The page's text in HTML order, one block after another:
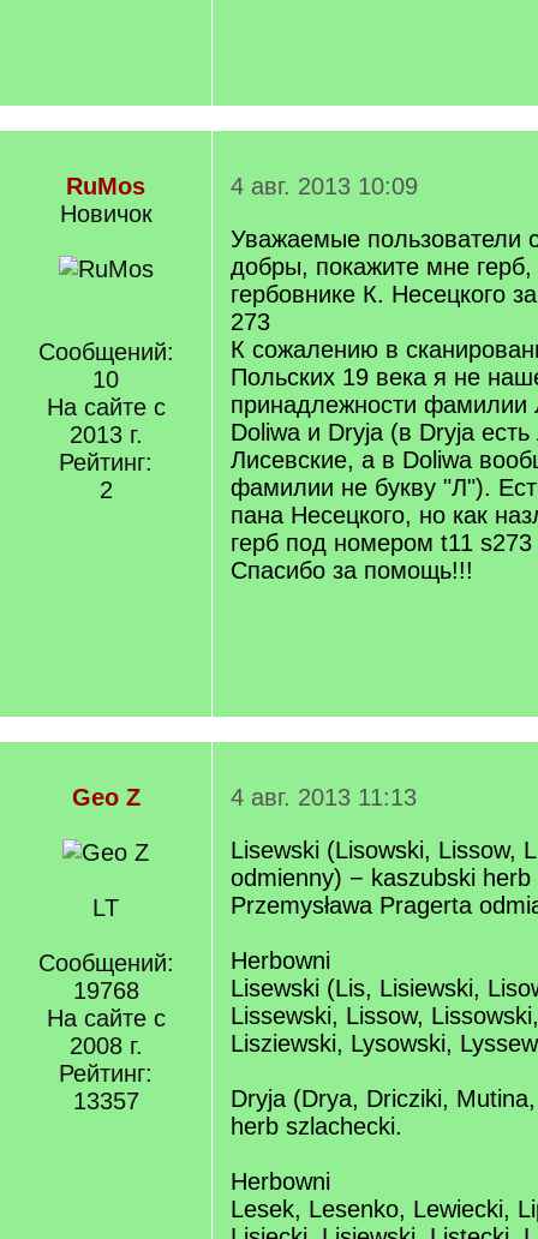
RuMos
Новичок
Сообщений:
10
На сайте с
2013 г.
Рейтинг:
2
4 авг. 2013 10:09
Уважаемые пользователи
добры, покажите мне герб,
гербовнике К. Несецкого
273
К сожалению в
Польских 19 века я не
принадлежности фамилии
Doliwa и Dryja (в Dryja
Лисевские, а в Doliwa
фамилии не букву "Л").
пана Несецкого, но как
герб под номером t11 s273
Спасибо за помощь!!!
Geo Z
LT
Сообщений:
19768
На сайте с
2008 г.
Рейтинг:
13357
4 авг. 2013 11:13
Lisewski (Lisowski, Lissow,
odmienny) − kaszubski herb
Przemysława Pragerta
Herbowni
Lisewski (Lis, Lisiewski,
Lissewski, Lissow,
Lisziewski, Lysowski,
Dryja (Drya, Dricziki,
herb szlachecki.
Herbowni
Lesek, Lesenko, Lewiecki,